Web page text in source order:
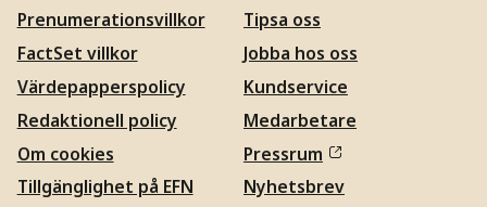
Prenumerationsvillkor
FactSet villkor
Värdepapperspolicy
Redaktionell policy
Om cookies
Tillgänglighet på EFN
Tipsa oss
Jobba hos oss
Kundservice
Medarbetare
Pressrum
Nyhetsbrev